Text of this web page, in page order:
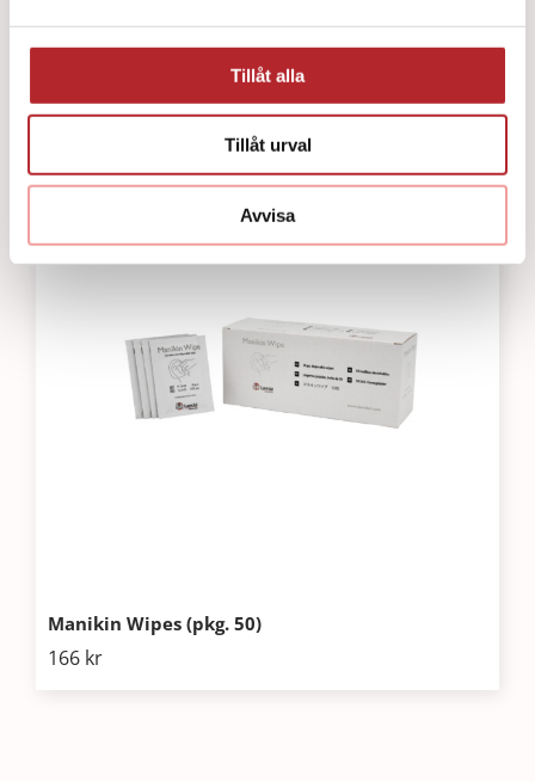
Tillåt alla
Tillåt urval
Avvisa
Little Baby QCPR Lungor (24 pk)
Manikin Wipes (pkg. 50)
166 kr